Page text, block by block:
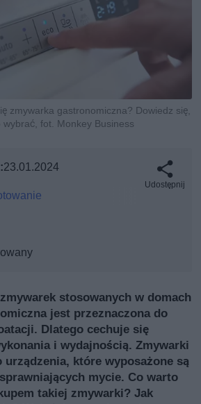
zmywarka gastronomiczna? Dowiedz się,
wybrać, fot. Monkey Business
23.01.2024
Udostępnij
stosowanych w domach
jest przeznaczona do
Dlatego cechuje się
i wydajnością. Zmywarki
które wyposażone są
mycie. Co warto
takiej zmywarki? Jak